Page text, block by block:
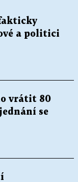
a politici
vrátit 80
se